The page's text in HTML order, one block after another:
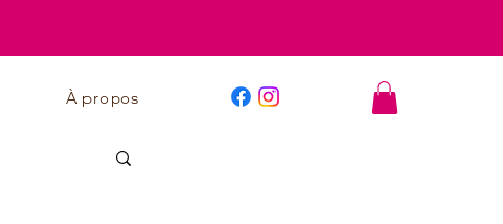
À propos